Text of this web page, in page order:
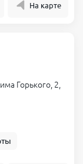
На карте
Горького, 2,